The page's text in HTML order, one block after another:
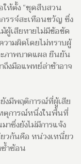
ให้ตั้ง “ชุดสืบสวน
รรจ์สะเทือนขวัญ ซึ่ง
ผู้เสียหายไม่มีข้อขัด
วามผิดโดยไม่ทราบผู้
ภาพบาดแผล ยืนยัน
งมือแพทย์ล่าช้าอาจ
งมีพฤติการณ์ที่ผู้เสีย
ตุการณ์หนึ่งในพื้นที่
ซึ่งยังไม่มีการแจ้ง
วกันคือ หน่วงเหนี่ยว
ำซ้อน